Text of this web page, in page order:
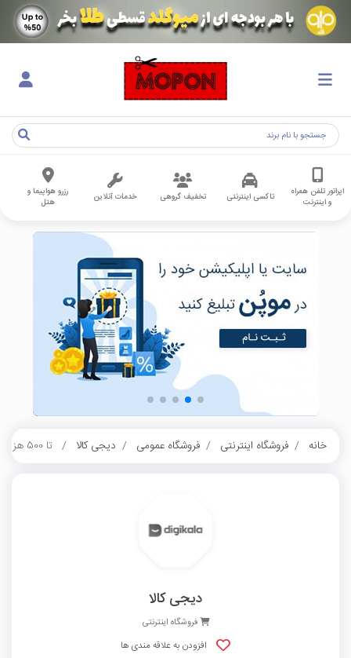
اپراتور تلفن همراه
و اینترنت
تاکسی اینترنتی تخفیف گروهی خدمات آنلاین
رزرو هواپیما و
هتل
خانه فروشگاه اینترنتی فروشگاه عمومی دیجی کالا تا 500 هزار تومان کد تخفیف برندهای منتخب لباس دیجی کالا
دیجی کالا
فروشگاه اینترنتی
افزودن به علاقه مندی ها